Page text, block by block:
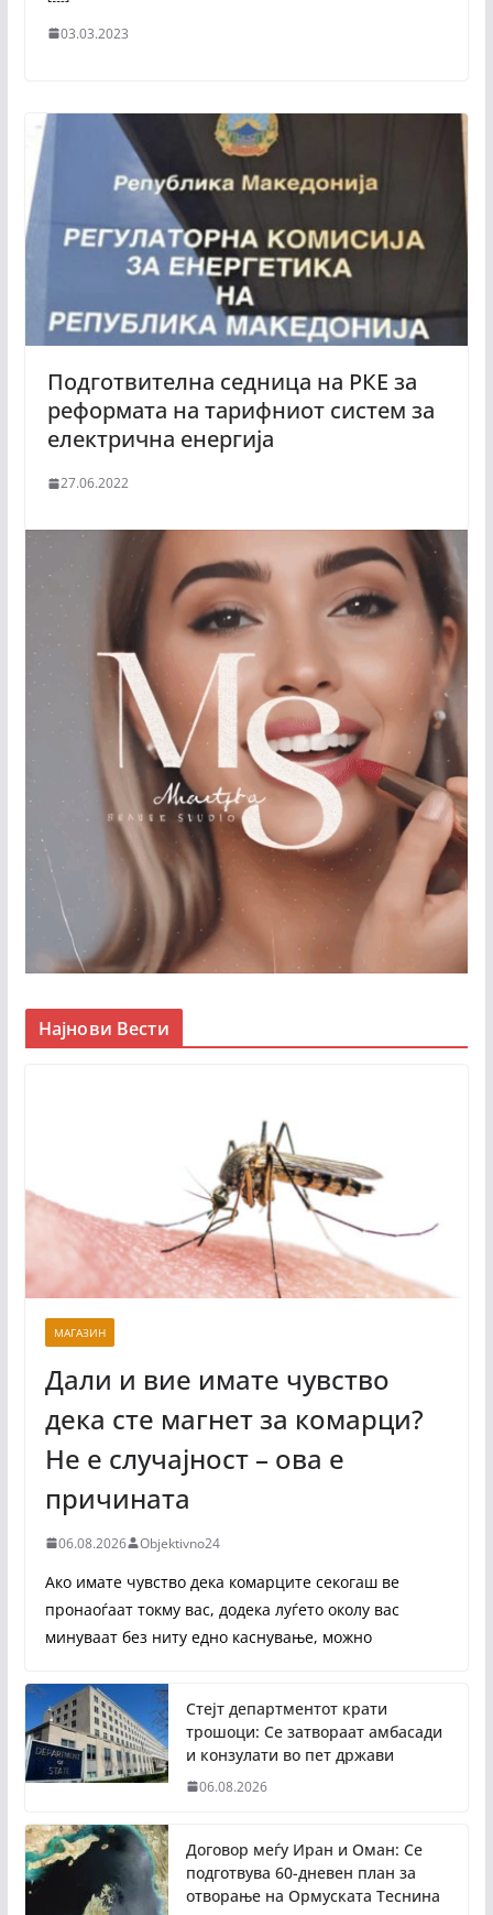
03.03.2023
Подготвителна седница на РКЕ за
реформата на тарифниот систем за
електрична енергија
27.06.2022
Најнови Вести
МАГАЗИН
Дали и вие имате чувство
дека сте магнет за комарци?
Не е случајност – ова е
причината
06.08.2026 Objektivno24
Ако имате чувство дека комарците секогаш ве
пронаоѓаат токму вас, додека луѓето околу вас
минуваат без ниту едно каснување, можно
Стејт департментот крати
трошоци: Се затвораат амбасади
и конзулати во пет држави
06.08.2026
Договор меѓу Иран и Оман: Се
подготвува 60-дневен план за
отворање на Ормуската Теснина